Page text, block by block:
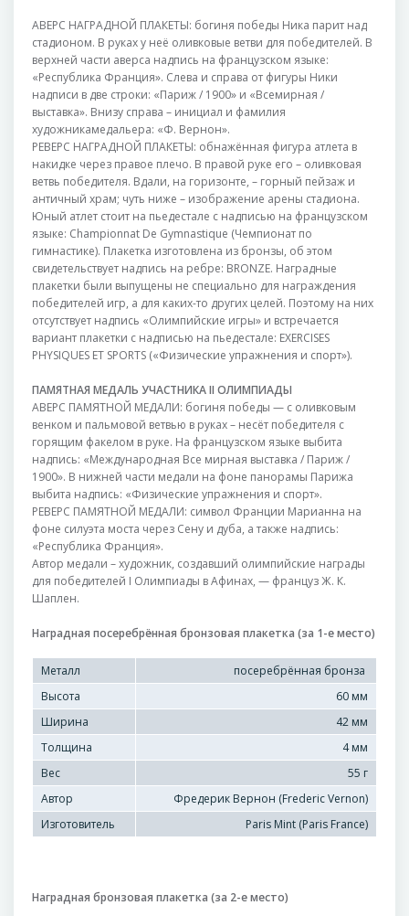
АВЕРС НАГРАДНОЙ ПЛАКЕТЫ: богиня победы Ника парит над
стадионом. В руках у неё оливковые ветви для победителей. В
верхней части аверса надпись на французском языке:
«Республика Франция». Слева и справа от фигуры Ники
надписи в две строки: «Париж / 1900» и «Всемирная /
выставка». Внизу справа – инициал и фамилия
художникамедальера: «Ф. Вернон».
РЕВЕРС НАГРАДНОЙ ПЛАКЕТЫ: обнажённая фигура атлета в
накидке через правое плечо. В правой руке его – оливковая
ветвь победителя. Вдали, на горизонте, – горный пейзаж и
античный храм; чуть ниже – изображение арены стадиона.
Юный атлет стоит на пьедестале с надписью на французском
языке: Championnat De Gymnastique (Чемпионат по
гимнастике). Плакетка изготовлена из бронзы, об этом
свидетельствует надпись на ребре: BRONZE. Наградные
плакетки были выпущены не специально для награждения
победителей игр, а для каких-то других целей. Поэтому на них
отсутствует надпись «Олимпийские игры» и встречается
вариант плакетки с надписью на пьедестале: EXERCISES
PHYSIQUES ET SPORTS («Физические упражнения и спорт»).
ПАМЯТНАЯ МЕДАЛЬ УЧАСТНИКА II ОЛИМПИАДЫ
АВЕРС ПАМЯТНОЙ МЕДАЛИ: богиня победы — с оливковым
венком и пальмовой ветвью в руках – несёт победителя с
горящим факелом в руке. На французском языке выбита
надпись: «Международная Все мирная выставка / Париж /
1900». В нижней части медали на фоне панорамы Парижа
выбита надпись: «Физические упражнения и спорт».
РЕВЕРС ПАМЯТНОЙ МЕДАЛИ: символ Франции Марианна на
фоне силуэта моста через Сену и дуба, а также надпись:
«Республика Франция».
Автор медали – художник, создавший олимпийские награды
для победителей I Олимпиады в Афинах, — француз Ж. К.
Шаплен.
Наградная посеребрённая бронзовая плакетка (за 1-е место)
Металл
посеребрённая бронза
Высота
60 мм
Ширина
42 мм
Толщина
4 мм
Вес
55 г
Автор
Фредерик Вернон (Frederic Vernon)
Изготовитель
Paris Mint (Paris France)
Наградная бронзовая плакетка (за 2-е место)